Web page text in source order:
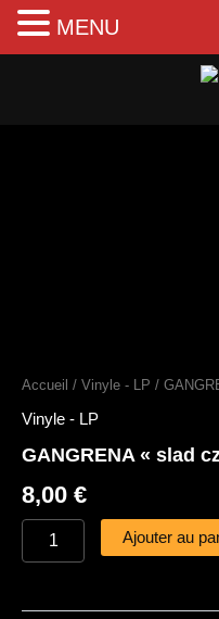
Aller
Accueil / Vinyle - LP /
Vinyle - LP
GANGRENA « slad
8,00 €
Ajouter au
MENU